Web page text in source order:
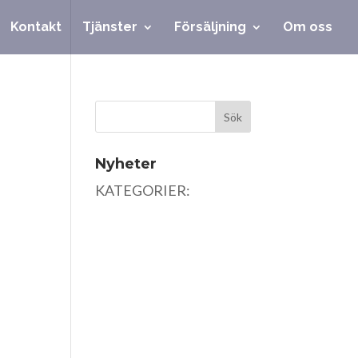
Kontakt Tjänster Försäljning Om oss
Nyheter
KATEGORIER: